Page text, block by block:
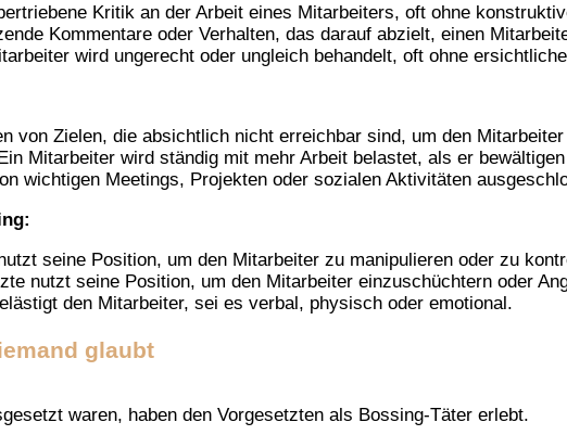
Kritik an der Arbeit eines Mitarbeiters, oft ohne
Kommentare oder Verhalten, das darauf abzielt, einen
wird ungerecht oder ungleich behandelt, oft ohne
von Zielen, die absichtlich nicht erreichbar sind, um den
Mitarbeiter wird ständig mit mehr Arbeit belastet, als er
wichtigen Meetings, Projekten oder sozialen Aktivitäten
seine Position, um den Mitarbeiter zu manipulieren oder zu
nutzt seine Position, um den Mitarbeiter einzuschüchtern oder
den Mitarbeiter, sei es verbal, physisch oder emotional.
glaubt
waren, haben den Vorgesetzten als Bossing-Täter erlebt.